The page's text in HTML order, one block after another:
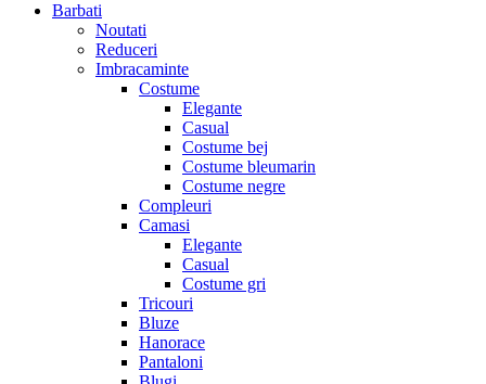
Barbati
Noutati
Reduceri
Imbracaminte
Costume
Elegante
Casual
Costume bej
Costume bleumarin
Costume negre
Compleuri
Camasi
Elegante
Casual
Costume gri
Tricouri
Bluze
Hanorace
Pantaloni